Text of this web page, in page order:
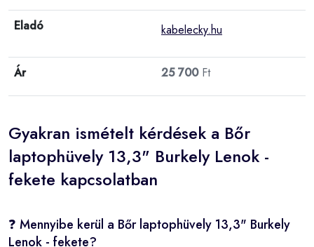
Eladó kabelecky.hu
Ár 25 700Ft
Gyakran ismételt kérdések a Bőr
laptophüvely 13,3" Burkely Lenok -
fekete kapcsolatban
❓ Mennyibe kerül a Bőr laptophüvely 13,3" Burkely
Lenok - fekete?